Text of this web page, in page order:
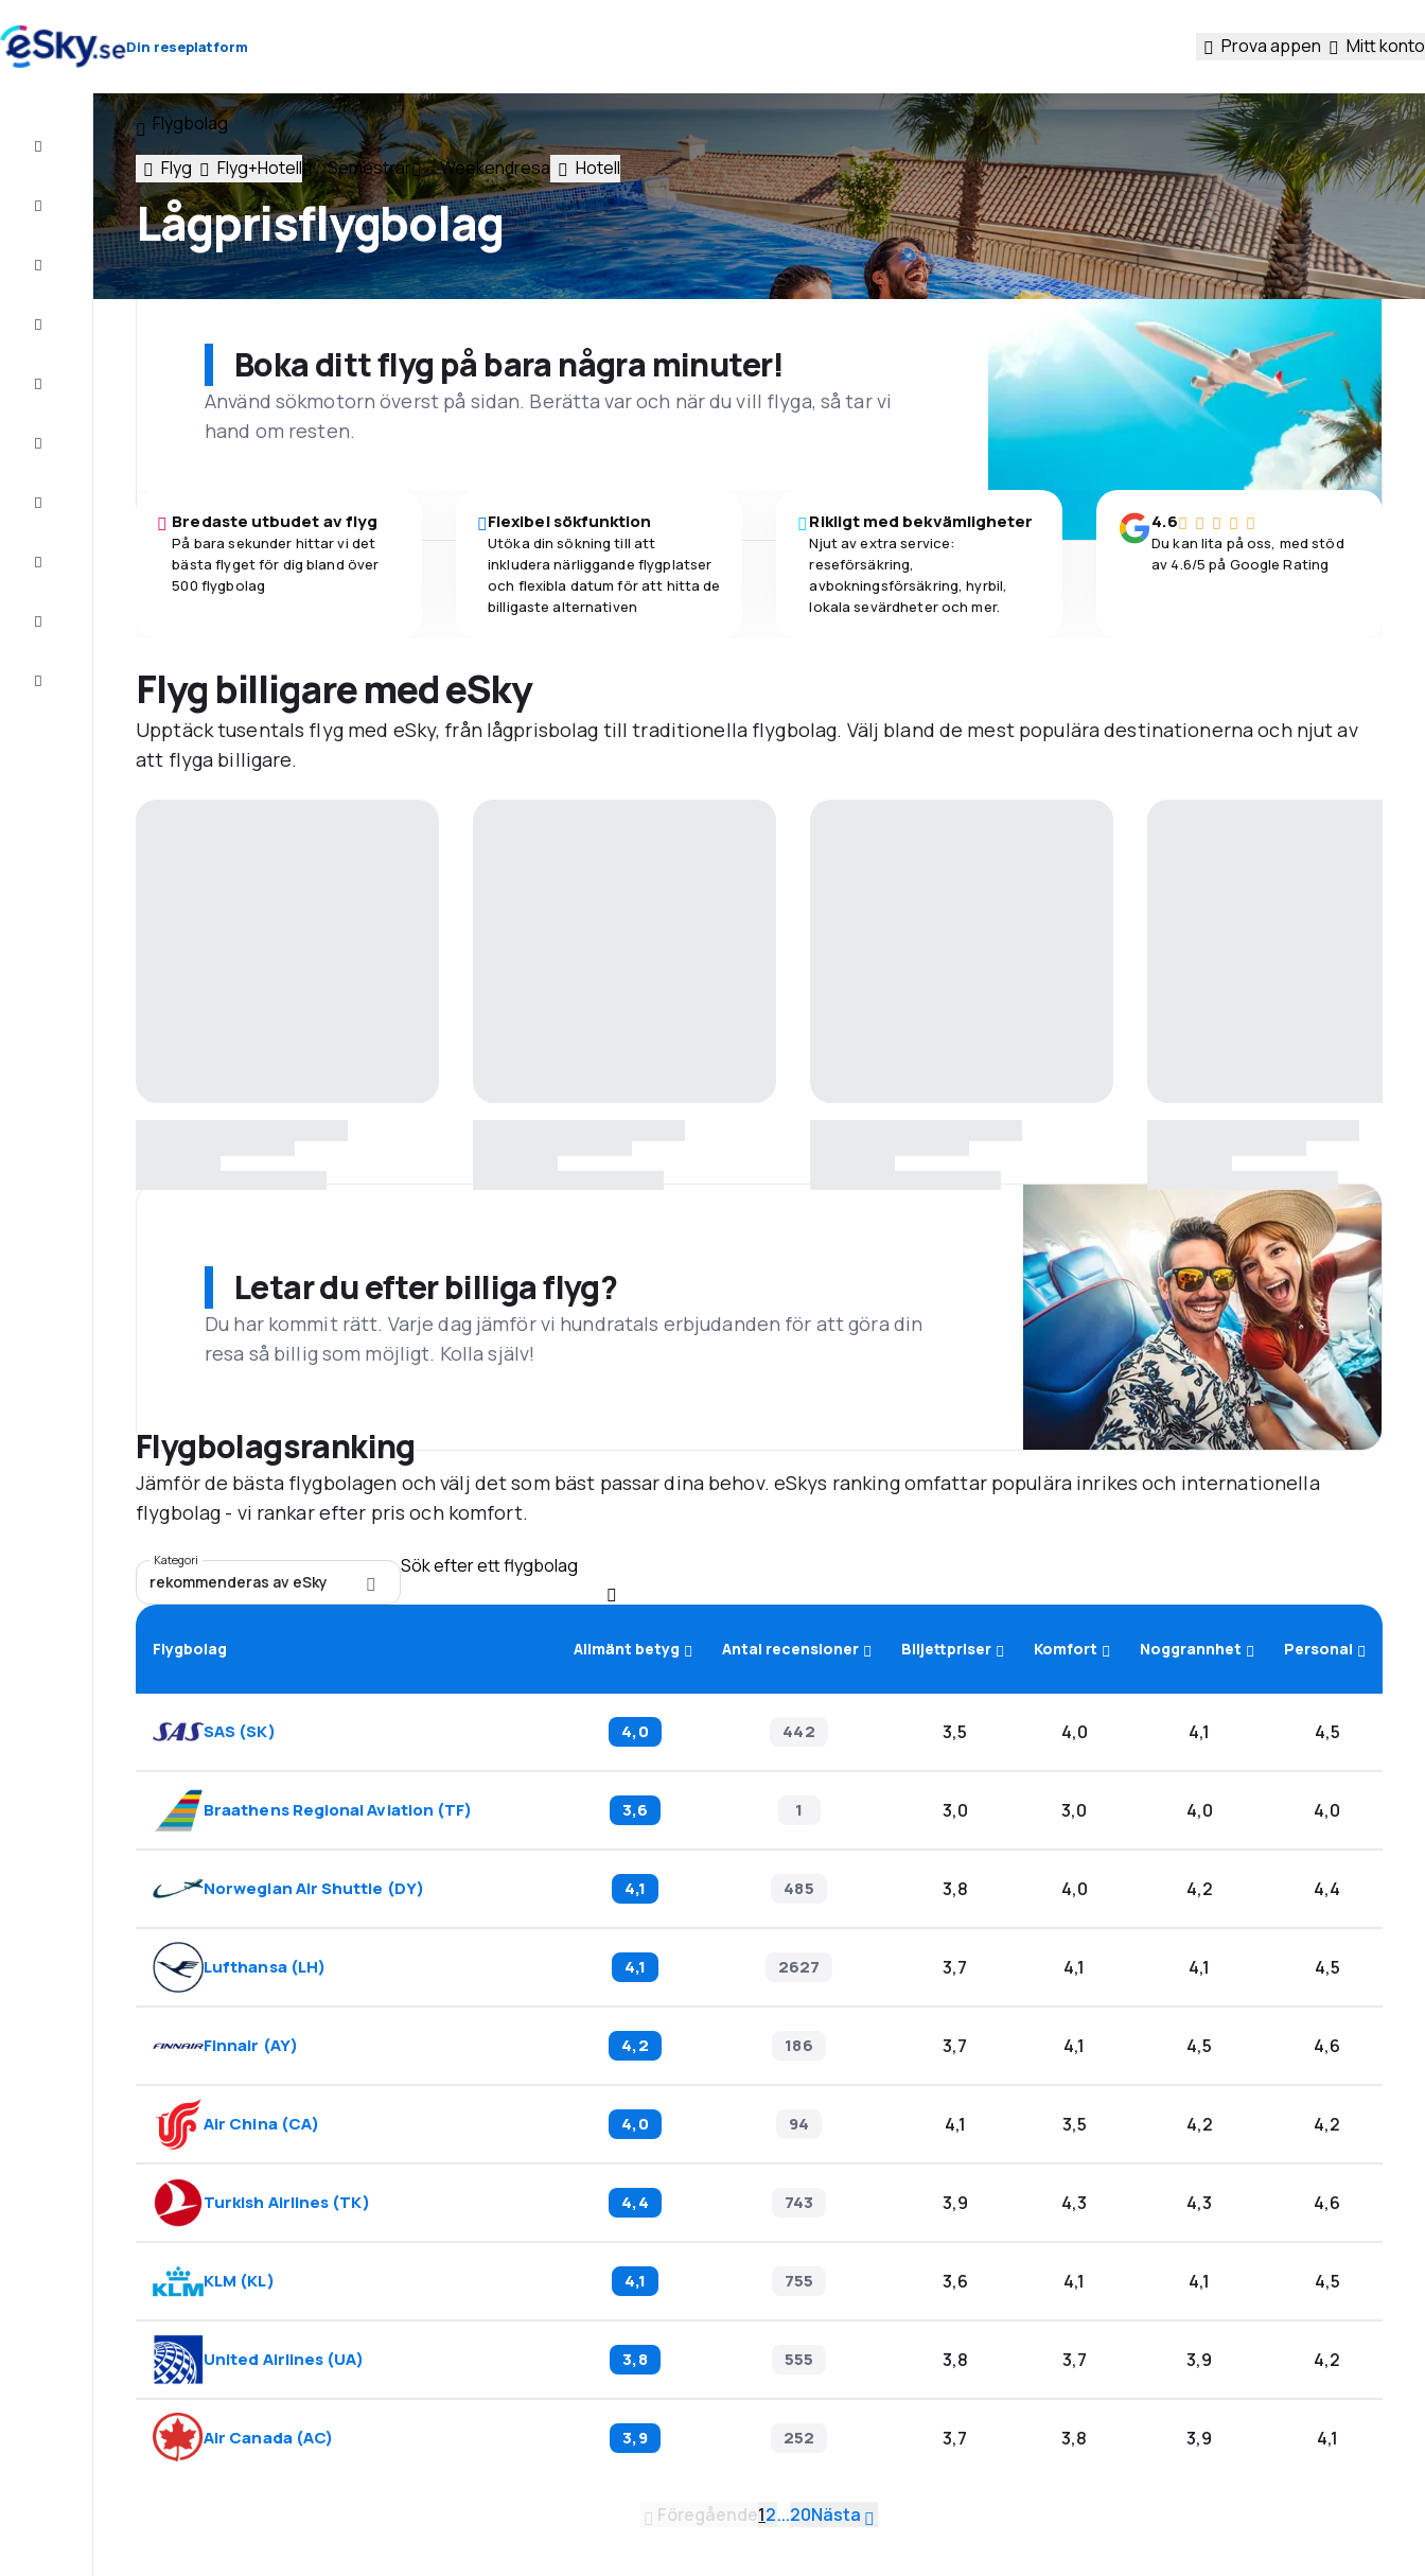
Din reseplatform Prova appen Mitt konto
Flyg+Hotell
Flygbolag
Lågprisflygbolag
Flyg Flyg+Hotell Semestrar Weekendresa Hotell
Boka ditt flyg på bara några minuter!
Använd sökmotorn överst på sidan. Berätta var och när du vill flyga, så tar vi
hand om resten.
Bredaste utbudet av flyg
På bara sekunder hittar vi det
bästa flyget för dig bland över
500 flygbolag
Flexibel sökfunktion
Utöka din sökning till att
inkludera närliggande flygplatser
och flexibla datum för att hitta de
billigaste alternativen
Rikligt med bekvämligheter
Njut av extra service:
reseförsäkring,
avbokningsförsäkring, hyrbil,
lokala sevärdheter och mer.
4.6
Du kan lita på oss, med stöd
av 4.6/5 på Google Rating
Flyg billigare med eSky
Upptäck tusentals flyg med eSky, från lågprisbolag till traditionella flygbolag. Välj bland de mest populära destinationerna och njut av
att flyga billigare.
Letar du efter billiga flyg?
Du har kommit rätt. Varje dag jämför vi hundratals erbjudanden för att göra din
resa så billig som möjligt. Kolla själv!
Flygbolagsranking
Jämför de bästa flygbolagen och välj det som bäst passar dina behov. eSkys ranking omfattar populära inrikes och internationella
flygbolag - vi rankar efter pris och komfort.
Kategori
rekommenderas av eSky
Sök efter ett flygbolag
Flygbolag Allmänt betyg Antal recensioner Biljettpriser Komfort Noggrannhet Personal
SAS (SK) 4,0 442 3,5 4,0 4,1 4,5
Braathens Regional Aviation (TF) 3,6 1 3,0 3,0 4,0 4,0
Norwegian Air Shuttle (DY) 4,1 485 3,8 4,0 4,2 4,4
Lufthansa(LH) 4,1 2627 3,7 4,1 4,1 4,5
Finnair (AY) 4,2 186 3,7 4,1 4,5 4,6
Air China(CA) 4,0 94 4,1 3,5 4,2 4,2
Turkish Airlines (TK) 4,4 743 3,9 4,3 4,3 4,6
KLM (KL) 4,1 755 3,6 4,1 4,1 4,5
United Airlines (UA) 3,8 555 3,8 3,7 3,9 4,2
Air Canada(AC) 3,9 252 3,7 3,8 3,9 4,1
Föregående12...20Nästa